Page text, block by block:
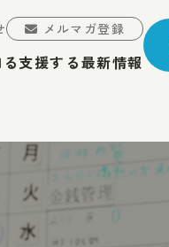
メルマガ登録
支援する最新情報